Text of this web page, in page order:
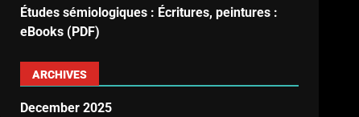
Études sémiologiques : Écritures, peintures :
eBooks (PDF)
ARCHIVES
December 2025